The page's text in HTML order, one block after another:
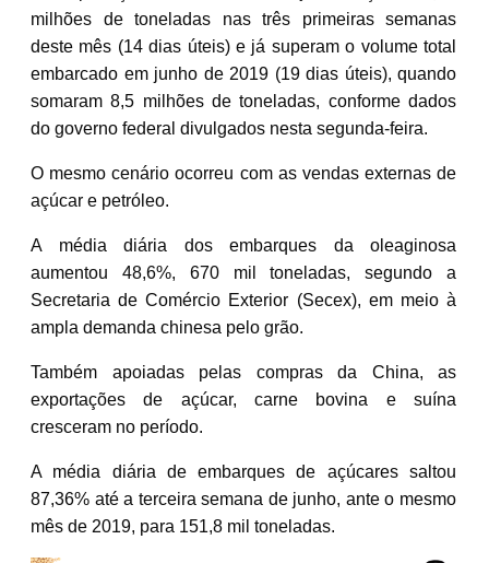
milhões de toneladas nas três primeiras semanas
deste mês (14 dias úteis) e já superam o volume total
embarcado em junho de 2019 (19 dias úteis), quando
somaram 8,5 milhões de toneladas, conforme dados
do governo federal divulgados nesta segunda-feira.
O mesmo cenário ocorreu com as vendas externas de
açúcar e petróleo.
A média diária dos embarques da oleaginosa
aumentou 48,6%, 670 mil toneladas, segundo a
Secretaria de Comércio Exterior (Secex), em meio à
ampla demanda chinesa pelo grão.
Também apoiadas pelas compras da China, as
exportações de açúcar, carne bovina e suína
cresceram no período.
A média diária de embarques de açúcares saltou
87,36% até a terceira semana de junho, ante o mesmo
mês de 2019, para 151,8 mil toneladas.